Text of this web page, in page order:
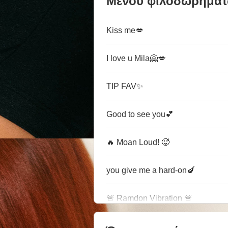
Kiss me💋
I love u Mila🤗💋
TIP FAV✨
Good to see you💕
🔥 Moan Loud! 🥵
you give me a hard-on🍆
🚨 Ramdon Vibration 🚨